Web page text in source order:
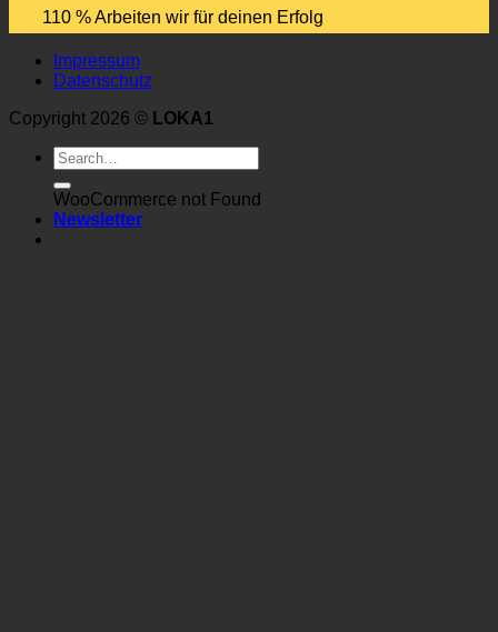
110 % Arbeiten wir für deinen Erfolg
Impressum
Datenschutz
Copyright 2026 © LOKA1
WooCommerce not Found
Newsletter